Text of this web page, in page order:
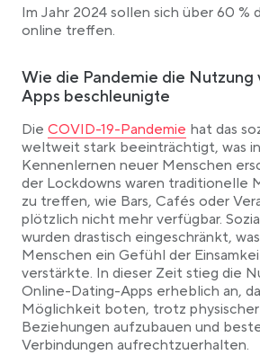
Im Jahr 2024 sollen sich über 60 %
online treffen.
Wie die Pandemie die Nutzung
Apps beschleunigte
Die Link opens in a new tab
COVID-19-Pandemie hat das
weltweit stark beeinträchtigt, was
Kennenlernen neuer Menschen
der Lockdowns waren traditionelle
zu treffen, wie Bars, Cafés oder
plötzlich nicht mehr verfügbar.
wurden drastisch eingeschränkt,
Menschen ein Gefühl der
verstärkte. In dieser Zeit stieg die
Online-Dating-Apps erheblich an,
Möglichkeit boten, trotz
Beziehungen aufzubauen und
Verbindungen aufrechtzuerhalten.